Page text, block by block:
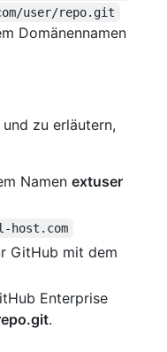
user/repo.git
Domänennamen
zu erläutern,
Namen extuser
GitHub mit dem
Enterprise
.